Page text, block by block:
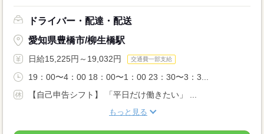
ドライバー・配達・配送
愛知県豊橋市/柳生橋駅
日給15,225円～19,032円 交通費一部支給
19：00〜4：00 18：00〜1：00 23：30〜3：3...
【自己申告シフト】 「平日だけ働きたい」 ...
もっと見る